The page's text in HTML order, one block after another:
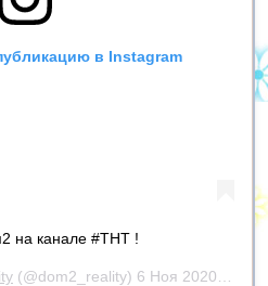
в Instagram
на канале #ТНТ !
(@dom2_reality) 6 Ноя 2020 в 11:06 PST